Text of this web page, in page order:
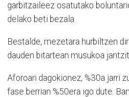
garbitzaileez osatutako
delako beti bezala.
Bestalde, mezetara hurbiltzen
dauden bitartean musukoa
Aforoari dagokionez, %30a jarri
fase berrian %50era igo dute.